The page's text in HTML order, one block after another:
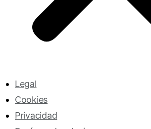
Legal
Cookies
Privacidad